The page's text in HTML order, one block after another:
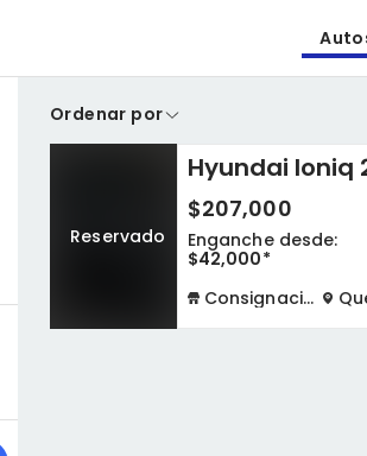
Ordenar por
Reservado
Hyundai Ioniq
$207,000
Enganche desde:
$42,000*
Consignación física